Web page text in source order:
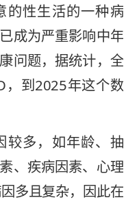
的性生活的一种病
成为严重影响中年
问题，据统计，全
，到2025年这个数
多，如年龄、抽
、疾病因素、心理
多且复杂，因此在